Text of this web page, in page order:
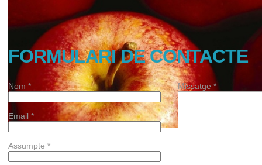
FORMULARI DE CONTACTE
Nom *
Email *
Assumpte *
Missatge *